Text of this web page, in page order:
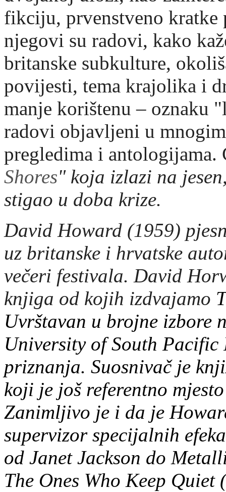
fikciju, prvenstveno
njegovi su radovi, kako
britanske subkulture,
povijesti, tema krajolika i
manje korištenu – oznaku
radovi objavljeni u
pregledima i antologijama.
Shores" koja izlazi na
stigao u doba krize.
David Howard (1959)
uz britanske i hrvatske
večeri festivala. David
knjiga od kojih izdvajamo
Uvrštavan u brojne izbore
University of South
priznanja. Suosnivač je
koji je još referentno
Zanimljivo je i da je
supervizor specijalnih
od Janet Jackson do
The Ones Who Keep Quiet